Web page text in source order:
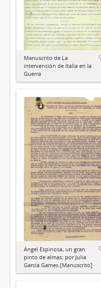
Manuscrito de La
intervención de Italia en la
Guerra
Ángel Espinosa, un gran
pinto de almas; por Julia
García Games [Manuscrito]